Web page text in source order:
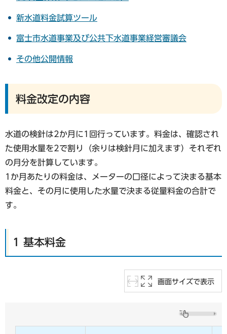
新水道料金試算ツール
富士市水道事業及び公共下水道事業経営審議会
その他公開情報
料金改定の内容
水道の検針は2か月に1回行っています。料金は、確認され
た使用水量を2で割り（余りは検針月に加えます）それぞれ
の月分を計算しています。
1か月あたりの料金は、メーターの口径によって決まる基本
料金と、その月に使用した水量で決まる従量料金の合計で
す。
1 基本料金
画面サイズで表示